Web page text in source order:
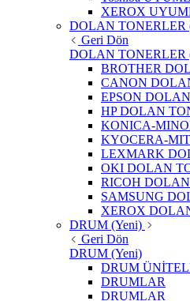
XEROX
DOLAN TONERLER
Geri Dön
DOLAN TONERLER
BROTHER
CANON
EPSON
HP DOLAN
KONICA-
KYOCERA-
LEXMARK
OKI DOLAN
RICOH
SAMSUNG
XEROX
DRUM (Yeni)
Geri Dön
DRUM (Yeni)
DRUM
DRUMLAR
DRUMLAR